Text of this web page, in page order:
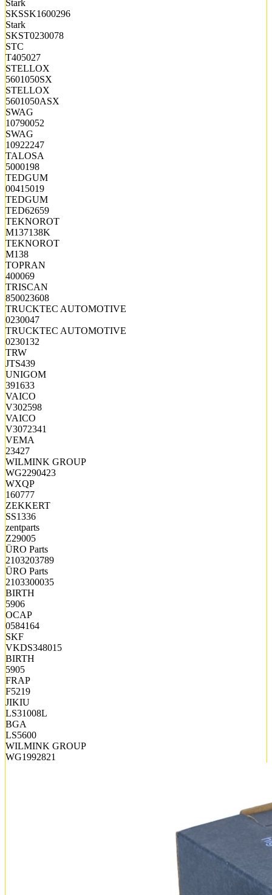
Stark
SKSSK1600296
Stark
SKST0230078
STC
T405027
STELLOX
5601050SX
STELLOX
5601050ASX
SWAG
10790052
SWAG
10922247
TALOSA
5000198
TEDGUM
00415019
TEDGUM
TED62659
TEKNOROT
M137138K
TEKNOROT
M138
TOPRAN
400069
TRISCAN
850023608
TRUCKTEC AUTOMOTIVE
0230047
TRUCKTEC AUTOMOTIVE
0230132
TRW
JTS439
UNIGOM
391633
VAICO
V302598
VAICO
V3072341
VEMA
23427
WILMINK GROUP
WG2290423
WXQP
160777
ZEKKERT
SS1336
zentparts
Z29005
ÜRO Parts
2103203789
ÜRO Parts
2103300035
BIRTH
5906
OCAP
0584164
SKF
VKDS348015
BIRTH
5905
FRAP
F5219
JIKIU
LS31008L
BGA
LS5600
WILMINK GROUP
WG1992821